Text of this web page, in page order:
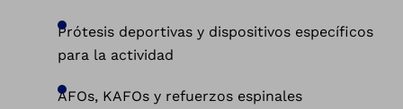
Prótesis deportivas y dispositivos específicos
para la actividad
AFOs, KAFOs y refuerzos espinales